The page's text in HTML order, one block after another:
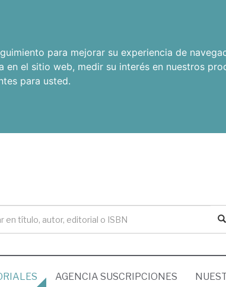
para mejorar su experiencia de
en el sitio web, medir su interés en nuestros
para usted.
AGENCIA SUSCRIPCIONES